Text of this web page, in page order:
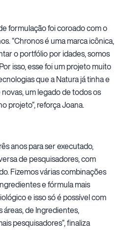
formulação foi coroado com o
“Chronos é uma marca icônica,
o portfólio por idades, somos
isso, esse foi um projeto muito
que a Natura já tinha e
um legado de todos os
projeto”, reforça Joana.
anos para ser executado,
de pesquisadores, com
Fizemos várias combinações
e fórmula mais
e isso só é possível com
áreas, de Ingredientes,
pesquisadores”, finaliza